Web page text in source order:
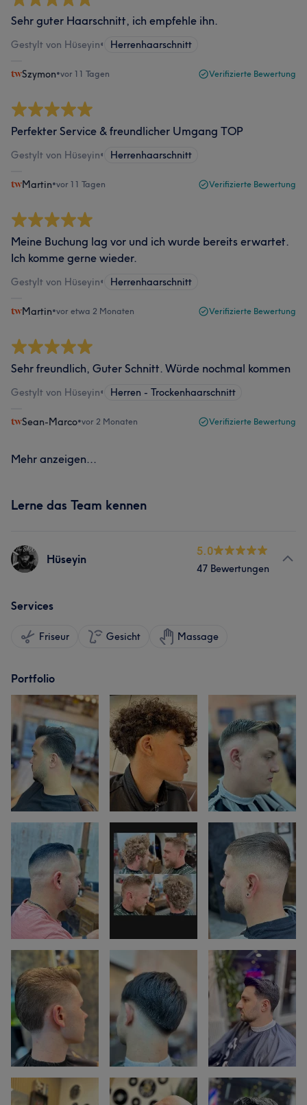
Sehr guter Haarschnitt, ich empfehle ihn.
Gestylt von Hüseyin• Herrenhaarschnitt
Szymon•vor 11 Tagen Verifizierte Bewertung
Perfekter Service & freundlicher Umgang TOP
Gestylt von Hüseyin• Herrenhaarschnitt
Martin•vor 11 Tagen Verifizierte Bewertung
Meine Buchung lag vor und ich wurde bereits erwartet.
Ich komme gerne wieder.
Gestylt von Hüseyin• Herrenhaarschnitt
Martin•vor etwa 2 Monaten Verifizierte Bewertung
Sehr freundlich, Guter Schnitt. Würde nochmal kommen
Gestylt von Hüseyin• Herren - Trockenhaarschnitt
Sean-Marco•vor 2 Monaten Verifizierte Bewertung
Mehr anzeigen...
Lerne das Team kennen
Hüseyin
5.0
47 Bewertungen
Services
Friseur Gesicht Massage
Portfolio